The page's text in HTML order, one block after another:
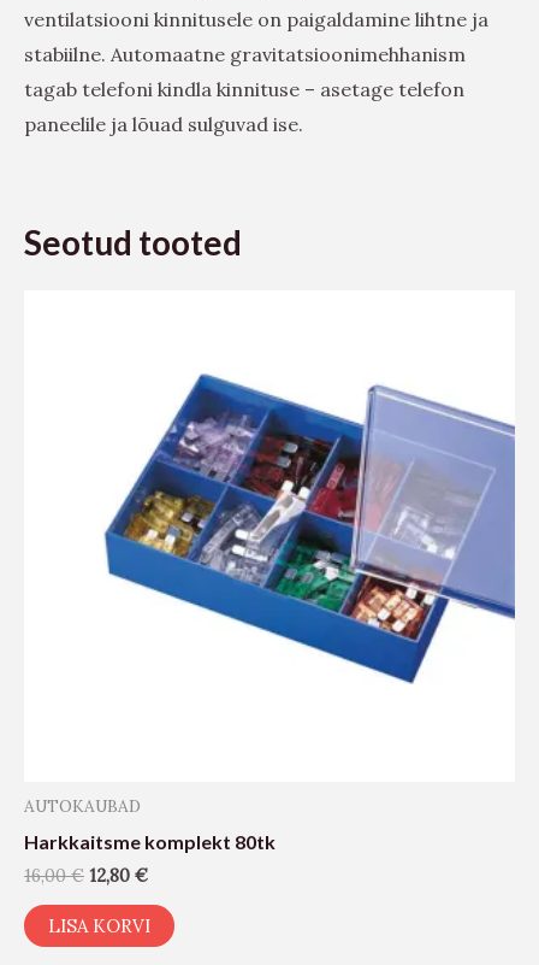
ventilatsiooni kinnitusele on paigaldamine lihtne ja
stabiilne. Automaatne gravitatsioonimehhanism
tagab telefoni kindla kinnituse – asetage telefon
paneelile ja lõuad sulguvad ise.
Seotud tooted
AUTOKAUBAD
Harkkaitsme komplekt 80tk
16,00€ 12,80 €
LISA KORVI